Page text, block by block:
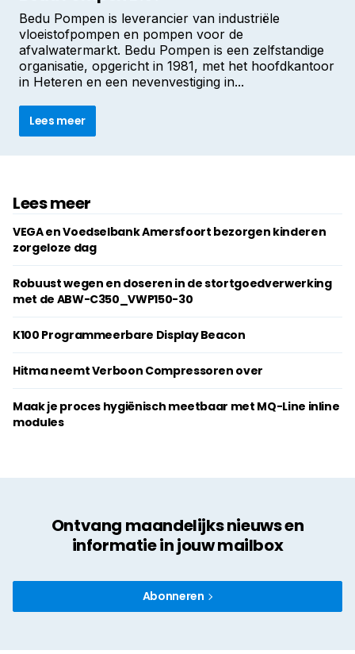
Bedu Pompen is leverancier van industriële
vloeistofpompen en pompen voor de
afvalwatermarkt. Bedu Pompen is een zelfstandige
organisatie, opgericht in 1981, met het hoofdkantoor
in Heteren en een nevenvestiging in...
Lees meer
Lees meer
VEGA en Voedselbank Amersfoort bezorgen kinderen
zorgeloze dag
Robuust wegen en doseren in de stortgoedverwerking
met de ABW-C350_VWP150-30
K100 Programmeerbare Display Beacon
Hitma neemt Verboon Compressoren over
Maak je proces hygiënisch meetbaar met MQ-Line inline
modules
Ontvang maandelijks nieuws en
informatie in jouw mailbox
Abonneren